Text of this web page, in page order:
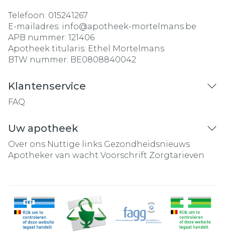
Telefoon: 015241267
E-mailadres: info@apotheek-mortelmans.be
APB nummer: 121406
Apotheek titularis: Ethel Mortelmans
BTW nummer: BE0808840042
Klantenservice
FAQ
Uw apotheek
Over ons Nuttige links Gezondheidsnieuws
Apotheker van wacht Voorschrift Zorgtarieven